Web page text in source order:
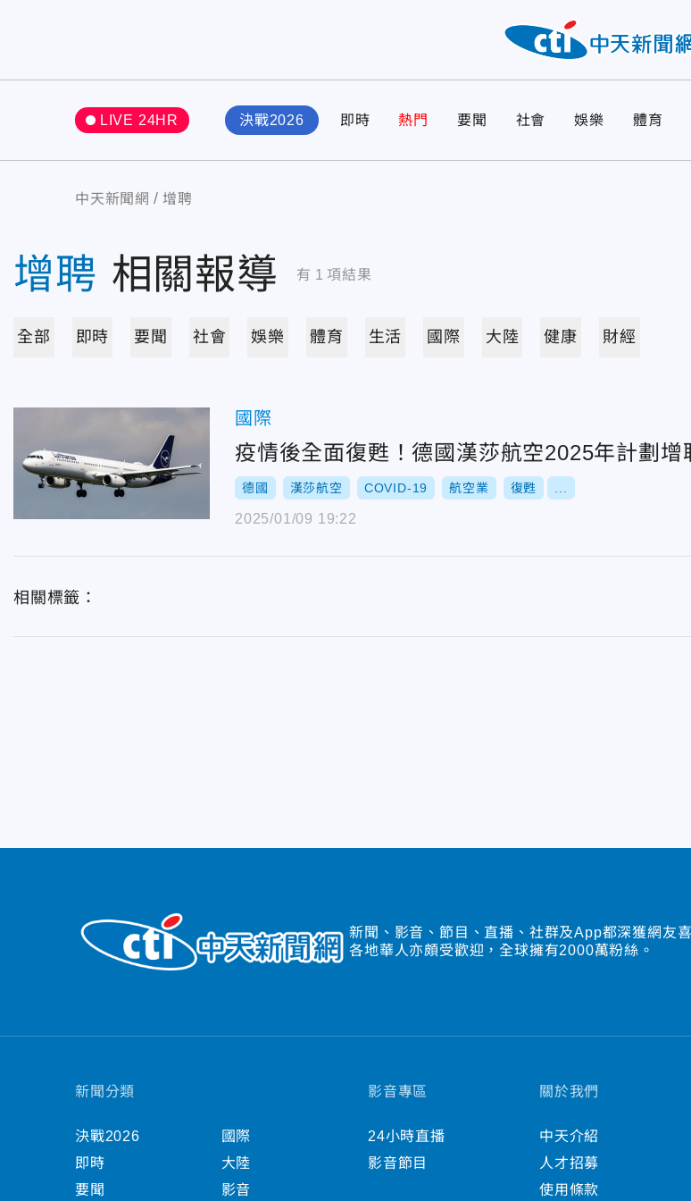
LIVE 24HR 決戰2026 即時 熱門 要聞 社會 娛樂 體育
中天新聞網 增聘
增聘 相關報導 有 1 項結果
全部 即時 要聞 社會 娛樂 體育 生活 國際 大陸 健康 財經
國際
疫情後全面復甦！德國漢莎航空2025年計劃增
德國 漢莎航空 COVID-19 航空業 復甦
2025/01/09 19:22
相關標籤：
新聞、影音、節目、直播、社群及App都深獲網友
各地華人亦頗受歡迎，全球擁有2000萬粉絲。
新聞分類
決戰2026
即時
要聞
國際
大陸
影音
影音專區
24小時直播
影音節目
關於我們
中天介紹
人才招募
使用條款